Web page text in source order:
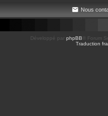
Nous
Développé par phpBB ® Forum
Traduction